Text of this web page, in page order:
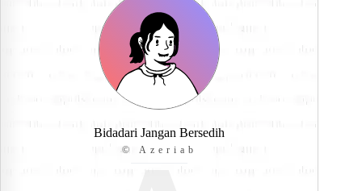
Bidadari Jangan Bersedih
© Azeriab